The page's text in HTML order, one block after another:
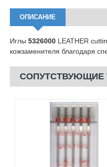
ОПИСАНИЕ
Иглы 5326000 LEATHER
кожзаменителя благодаря
СОПУТСТВУЮЩИЕ